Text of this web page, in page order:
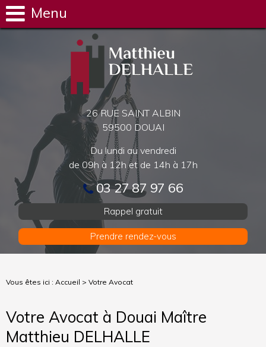
Menu
26 RUE SAINT ALBIN
59500 DOUAI
Du lundi au vendredi
de 09h à 12h et de 14h à 17h
03 27 87 97 66
Rappel gratuit
Prendre rendez-vous
Vous êtes ici : Accueil > Votre Avocat
Votre Avocat à Douai Maître
Matthieu DELHALLE